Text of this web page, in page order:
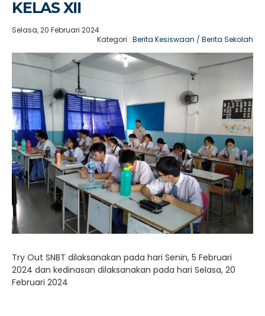
KELAS XII
Selasa, 20 Februari 2024
Kategori : Berita Kesiswaan / Berita Sekolah
Try Out SNBT dilaksanakan pada hari Senin, 5 Februari
2024 dan kedinasan dilaksanakan pada hari Selasa, 20
Februari 2024